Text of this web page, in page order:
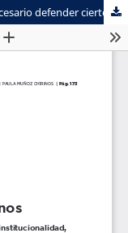
Entrevista a Paula Muñoz Chirinos: "Es necesario defender ciertos mínimos de institucionalidad, transparencia y democracia para evitar que el deterioro continúe”